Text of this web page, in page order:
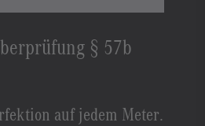
§ 57b
auf jedem Meter.